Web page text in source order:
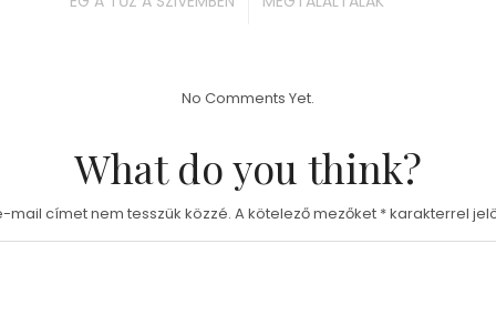
No Comments Yet.
What do you think?
mail címet nem tesszük közzé. A kötelező mezőket *karakterrel